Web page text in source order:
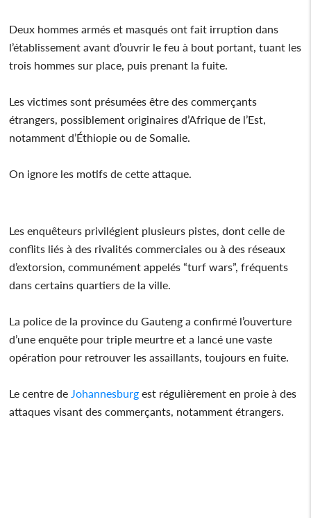
Deux hommes armés et masqués ont fait irruption dans
l’établissement avant d’ouvrir le feu à bout portant, tuant les
trois hommes sur place, puis prenant la fuite.
Les victimes sont présumées être des commerçants
étrangers, possiblement originaires d’Afrique de l’Est,
notamment d’Éthiopie ou de Somalie.
On ignore les motifs de cette attaque.
Les enquêteurs privilégient plusieurs pistes, dont celle de
conflits liés à des rivalités commerciales ou à des réseaux
d’extorsion, communément appelés “turf wars”, fréquents
dans certains quartiers de la ville.
La police de la province du Gauteng a confirmé l’ouverture
d’une enquête pour triple meurtre et a lancé une vaste
opération pour retrouver les assaillants, toujours en fuite.
Le centre de Johannesburg est régulièrement en proie à des
attaques visant des commerçants, notamment étrangers.